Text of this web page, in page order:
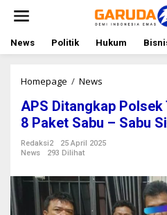
t
News Politik Hukum
Homepage / News
S
D
i
t
g
k
APS Ditangkap
8 Paket Sabu – Sabu
Redaksi2
25 April 2025
News
293 Dilihat